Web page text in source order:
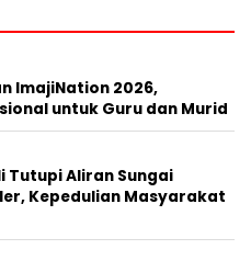
ImajiNation 2026,
untuk Guru dan Murid
Tutupi Aliran Sungai
Kepedulian Masyarakat